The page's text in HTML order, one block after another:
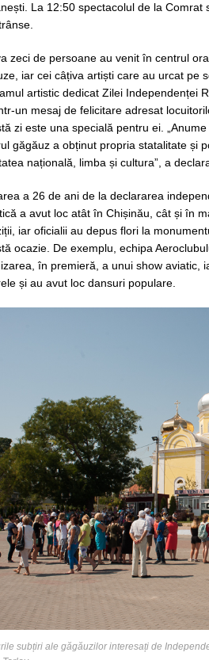
La 12:50 spectacolul de la
zeci de persoane au venit în centrul
iar cei câțiva artiști care au urcat pe
artistic dedicat Zilei Independenței
un mesaj de felicitare adresat
zi este una specială pentru ei.
găgăuz a obținut propria statalitate și
națională, limba și cultura”, a
a 26 de ani de la declararea
a avut loc atât în Chișinău, cât și în
iar oficialii au depus flori la
ocazie. De exemplu, echipa
în premieră, a unui show aviatic,
și au avut loc dansuri populare.
subțiri ale găgăuzilor interesați de